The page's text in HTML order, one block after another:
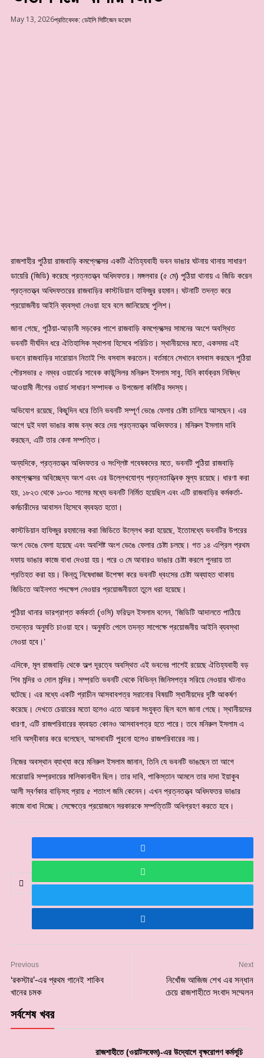
May 13, 2026প্রতিবেদক: ডেইলি সিটিজেন ভয়েস
রাজশাহীর পুঠিয়া রাজবাড়ি কমপ্লেক্সের একটি ঐতিহ্যবাহী ভবন ভাঙার ঘটনায় থানায় সাধারণ
ডায়েরি (জিডি) করেছে প্রত্নতত্ত্ব অধিদফতর। মঙ্গলবার (৫ মে) পুঠিয়া থানায় এ জিডি করেন
প্রত্নতত্ত্ব অধিদফতরের রাজবাড়ির কাস্টডিয়ান হাফিজুর রহমান। ঘটনাটি তদন্ত করে
প্রয়োজনীয় আইনি ব্যবস্থা নেওয়া হবে বলে জানিয়েছে পুলিশ।
জানা গেছে, পুঠিয়া-আড়ানী সড়কের পাশে রাজবাড়ি কমপ্লেক্সের সামনের অংশে অবস্থিত
ভবনটি দীর্ঘদিন ধরে ঐতিহাসিক স্থাপনা হিসেবে পরিচিত। স্থানীয়দের মতে, একসময় এই
ভবনে রাজবাড়ির দারোয়ান নিতাই শিং বসবাস করতেন। বর্তমানে সেখানে বসবাস করছেন পুঠিয়া
পৌরসভার ৫ নম্বর ওয়ার্ডের সাবেক কাউন্সিলর মনিরুল ইসলাম সাবু, যিনি কার্যক্রম নিষিদ্ধ
আওয়ামী লীগের ওয়ার্ড সাধারণ সম্পাদক ও উপজেলা কমিটির সদস্য।
অভিযোগ রয়েছে, কিছুদিন ধরে তিনি ভবনটি সম্পূর্ণ ভেঙে ফেলার চেষ্টা চালিয়ে আসছেন। এর
আগে দুই দফা ভাঙার কাজ বন্ধ করে দেয় প্রত্নতত্ত্ব অধিদফতর। মনিরুল ইসলাম দাবি
করছেন, এটি তার কেনা সম্পত্তি।
অন্যদিকে, প্রত্নতত্ত্ব অধিদফতর ও সংশ্লিষ্ট গবেষকদের মতে, ভবনটি পুঠিয়া রাজবাড়ি
কমপ্লেক্সের অবিচ্ছেদ্য অংশ এবং এর উল্লেখযোগ্য প্রত্নতাত্ত্বিক মূল্য রয়েছে। ধারণা করা
হয়, ১৮২৩ থেকে ১৮৩০ সালের মধ্যে ভবনটি নির্মিত হয়েছিল এবং এটি রাজবাড়ির কর্মকর্তা-
কর্মচারীদের আবাসন হিসেবে ব্যবহৃত হতো।
কাস্টডিয়ান হাফিজুর রহমানের করা জিডিতে উল্লেখ করা হয়েছে, ইতোমধ্যে ভবনটির উপরের
অংশ ভেঙে ফেলা হয়েছে এবং অবশিষ্ট অংশ ভেঙে ফেলার চেষ্টা চলছে। গত ১৪ এপ্রিল প্রথম
দফায় ভাঙার কাজে বাধা দেওয়া হয়। পরে ৩ মে আবারও ভাঙার চেষ্টা করলে পুনরায় তা
প্রতিহত করা হয়। কিন্তু নিষেধাজ্ঞা উপেক্ষা করে ভবনটি ধ্বংসের চেষ্টা অব্যাহত থাকায়
জিডিতে আইনগত পদক্ষেপ নেওয়ার প্রয়োজনীয়তা তুলে ধরা হয়েছে।
পুঠিয়া থানার ভারপ্রাপ্ত কর্মকর্তা (ওসি) ফরিদুল ইসলাম বলেন, ‘জিডিটি আদালতে পাঠিয়ে
তদন্তের অনুমতি চাওয়া হবে। অনুমতি পেলে তদন্ত সাপেক্ষে প্রয়োজনীয় আইনি ব্যবস্থা
নেওয়া হবে।’
এদিকে, মূল রাজবাড়ি থেকে অল্প দূরত্বে অবস্থিত এই ভবনের পাশেই রয়েছে ঐতিহ্যবাহী বড়
শিব মন্দির ও দোল মন্দির। সম্প্রতি ভবনটি থেকে বিভিন্ন জিনিসপত্র সরিয়ে নেওয়ার ঘটনাও
ঘটেছে। এর মধ্যে একটি প্রাচীন আসবাবপত্র সরানোর বিষয়টি স্থানীয়দের দৃষ্টি আকর্ষণ
করেছে। দেখতে চেয়ারের মতো হলেও এতে আয়না সংযুক্ত ছিল বলে জানা গেছে। স্থানীয়দের
ধারণা, এটি রাজপরিবারের ব্যবহৃত কোনও আসবাবপত্র হতে পারে। তবে মনিরুল ইসলাম এ
দাবি অস্বীকার করে বলেছেন, আসবাবটি পুরনো হলেও রাজপরিবারের নয়।
নিজের অবস্থান ব্যাখ্যা করে মনিরুল ইসলাম জানান, তিনি যে ভবনটি ভাঙছেন তা আগে
মারোয়ারি সম্প্রদায়ের মালিকানাধীন ছিল। তার দাবি, পাকিস্তান আমলে তার দাদা ইয়াকুব
আলী স্বর্ণকার বাড়িসহ প্রায় ৫ শতাংশ জমি কেনেন। এখন প্রত্নতত্ত্ব অধিদফতর ভাঙার
কাজে বাধা দিচ্ছে। সেক্ষেত্রে প্রয়োজনে সরকারকে সম্পত্তিটি অধিগ্রহণ করতে হবে।
Previous
‘রকস্টার’-এর প্রথম গানেই শাকিব
খানের চমক
Next
নিখোঁজ আজিজ শেখ এর সন্ধান
চেয়ে রাজশাহীতে সংবাদ সম্মেলন
সর্বশেষ খবর
রাজশাহীতে (ওয়াটসফেম)-এর উদ্যোগে বৃক্ষরোপণ কর্মসূচি